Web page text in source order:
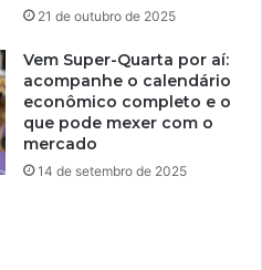
21 de outubro de 2025
Vem Super-Quarta por aí:
acompanhe o calendário
econômico completo e o
que pode mexer com o
mercado
14 de setembro de 2025